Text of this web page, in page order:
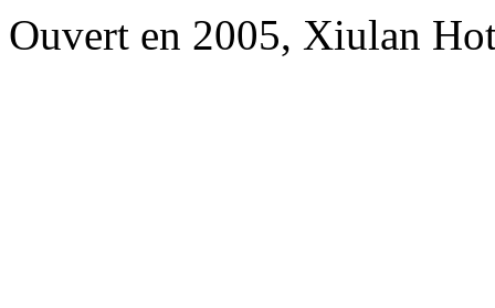
Ouvert en 2005, Xiulan